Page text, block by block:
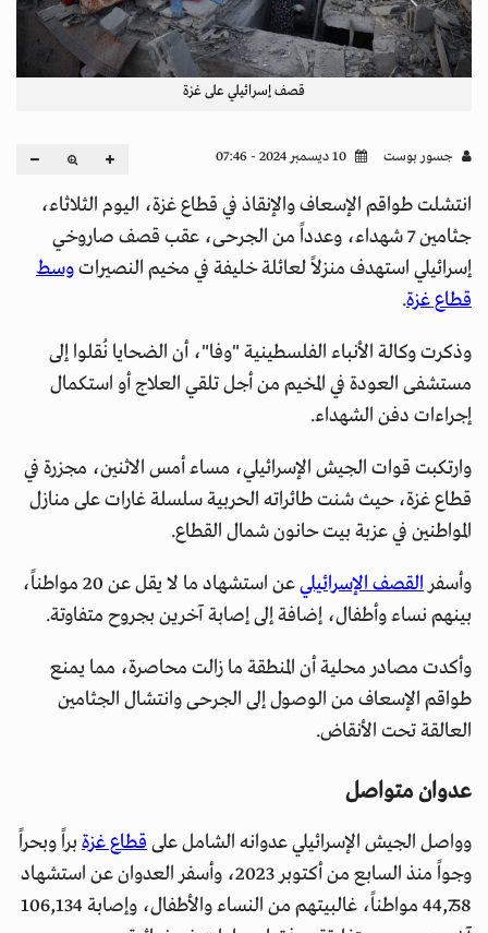
قصف إسرائيلي على غزة
جسور بوست
انتشلت طواقم الإسعاف والإنقاذ في قطاع غزة، اليوم الثلاثاء،
جثامين 7 شهداء، وعدداً من الجرحى، عقب قصف صاروخي
إسرائيلي استهدف منزلاً لعائلة خليفة في مخيم النصيراتوسط
قطاع غزة.
وذكرت وكالة الأنباء الفلسطينية "وفا"، أن الضحايا نُقلوا إلى
مستشفى العودة في المخيم من أجل تلقي العلاج أو استكمال
إجراءات دفن الشهداء.
وارتكبت قوات الجيش الإسرائيلي، مساء أمس الاثنين، مجزرة في
قطاع غزة، حيث شنت طائراته الحربية سلسلة غارات على منازل
المواطنين في عزبة بيت حانون شمال القطاع.
وأسفرالقصف الإسرائيلي
عن استشهاد ما لا يقل عن 20 مواطناً،
بينهم نساء وأطفال، إضافة إلى إصابة آخرين بجروح متفاوتة.
وأكدت مصادر محلية أن المنطقة ما زالت محاصرة، مما يمنع
طواقم الإسعاف من الوصول إلى الجرحى وانتشال الجثامين
العالقة تحت الأنقاض.
عدوان متواصل
وواصل الجيش الإسرائيلي عدوانه الشامل علىقطاع غزة براً وبحراً
وجواً منذ السابع من أكتوبر 2023، وأسفر العدوان عن استشهاد
44,758 مواطناً، غالبيتهم من النساء والأطفال، وإصابة 106,134